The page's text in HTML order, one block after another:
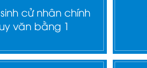
cử nhân chính
văn bằng 1